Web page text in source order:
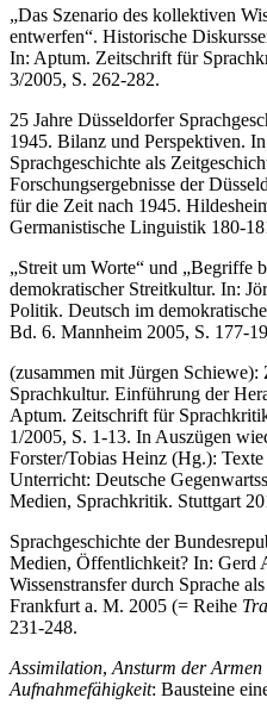
„Das Szenario des kollektiven
entwerfen“. Historische
In: Aptum. Zeitschrift für
3/2005, S. 262-282.
25 Jahre Düsseldorfer
1945. Bilanz und Perspektiven.
Sprachgeschichte als
Forschungsergebnisse der
für die Zeit nach 1945.
Germanistische Linguistik 180-
„Streit um Worte“ und „Begriffe
demokratischer Streitkultur. In:
Politik. Deutsch im
Bd. 6. Mannheim 2005, S. 177-
(zusammen mit Jürgen
Sprachkultur. Einführung der
Aptum. Zeitschrift für
1/2005, S. 1-13. In Auszügen
Forster/Tobias Heinz (Hg.):
Unterricht: Deutsche
Medien, Sprachkritik. Stuttgart
Sprachgeschichte der
Medien, Öffentlichkeit? In: Gerd
Wissenstransfer durch Sprache
Frankfurt a. M. 2005 (= Reihe
231-248.
Assimilation, Ansturm der Armen
Aufnahmefähigkeit: Bausteine